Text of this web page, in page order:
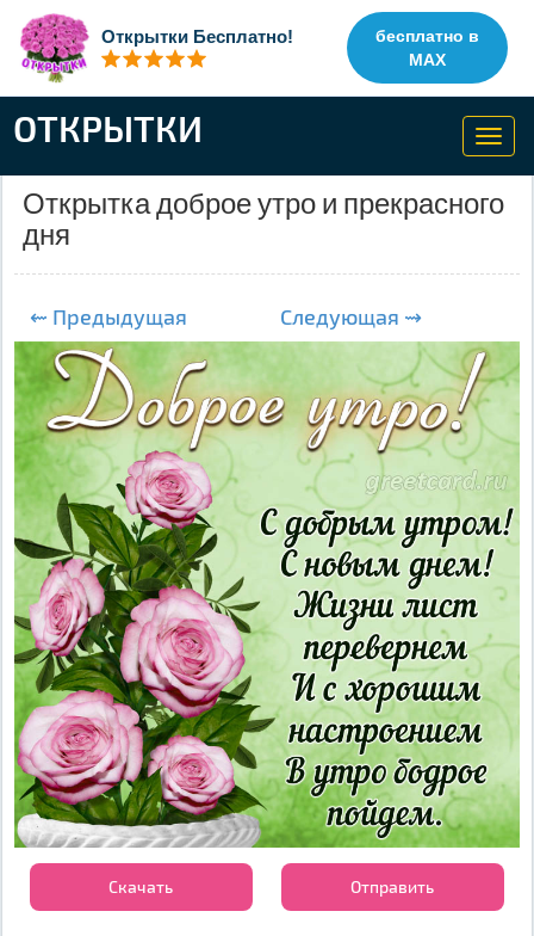
Открытки Бесплатно!
бесплатно в
MAX
ОТКРЫТКИ
Открытка доброе утро и прекрасного
дня
⇜ Предыдущая Следующая ⇝
Скачать Отправить